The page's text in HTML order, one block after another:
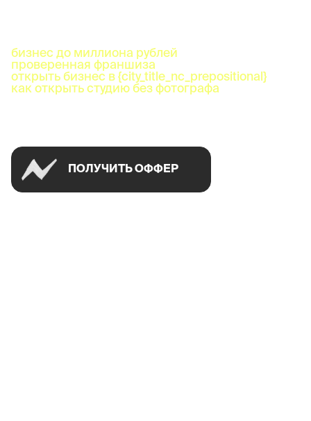
бизнес до миллиона рублей
проверенная франшиза
открыть бизнес в {city_title_nc_prepositional}
как открыть студию без фотографа
ПОЛУЧИТЬ ОФФЕР